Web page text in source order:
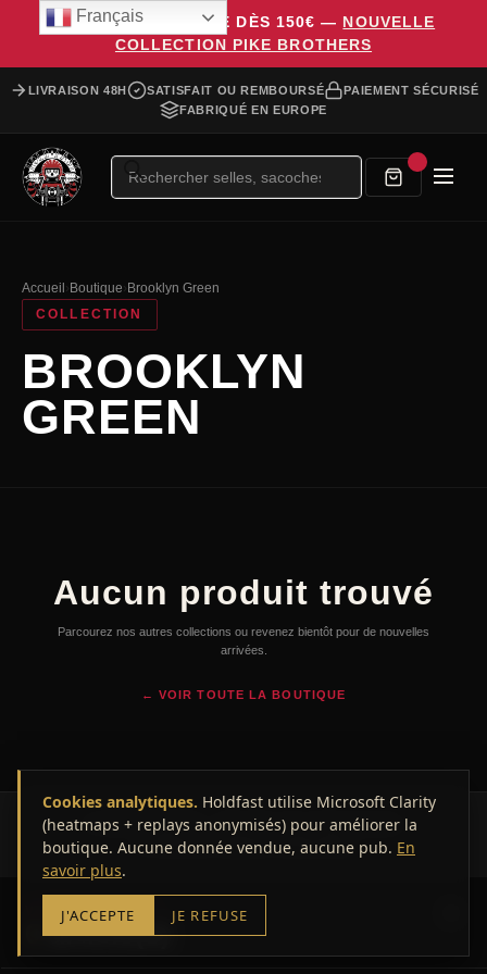
LIVRAISON OFFERTE DÈS 150€ — NOUVELLE
COLLECTION PIKE BROTHERS
LIVRAISON 48H SATISFAIT OU REMBOURSÉ
PAIEMENT SÉCURISÉ
FABRIQUÉ EN EUROPE
Recherche
produits
Accueil Boutique Brooklyn Green
COLLECTION
BROOKLYN
GREEN
Aucun produit trouvé
Parcourez nos autres collections ou revenez bientôt pour de nouvelles
arrivées.
← VOIR TOUTE LA BOUTIQUE
© 2026 HOLDFAST — Marseille. Tous droits réservés.
CGVMentions légalesConfidentialité
Français
VOTRE PANIER
article(s)
Cookies analytiques. Holdfast utilise Microsoft Clarity
(heatmaps + replays anonymisés) pour améliorer la
boutique. Aucune donnée vendue, aucune pub. En
savoir plus.
J'ACCEPTE JE REFUSE